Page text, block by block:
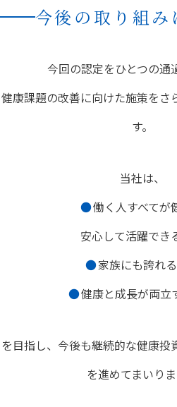
今後の取り組
今回の認定をひとつの通
健康課題の改善に向けた施策をさ
す。
当社は、
働く人すべてが
安心して活躍でき
家族にも誇れ
健康と成長が両立
を目指し、今後も継続的な健康投
を進めてまいりま